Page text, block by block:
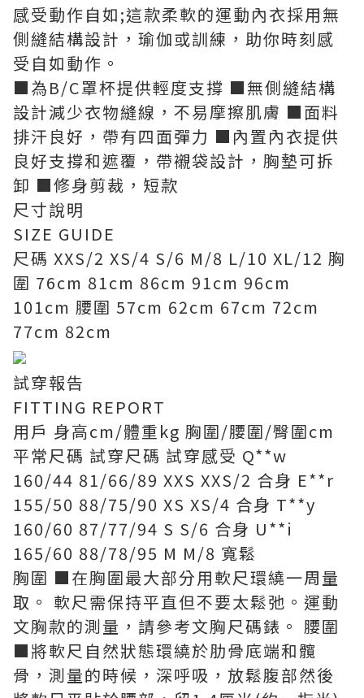
感受動作自如;這款柔軟的運動內衣採用無
側縫結構設計，瑜伽或訓練，助你時刻感
受自如動作。
■為B/C罩杯提供輕度支撐 ■無側縫結構
設計減少衣物縫線，不易摩擦肌膚 ■面料
排汗良好，帶有四面彈力 ■內置內衣提供
良好支撐和遮覆，帶襯袋設計，胸墊可拆
卸 ■修身剪裁，短款
尺寸說明
SIZE GUIDE
尺碼 XXS/2 XS/4 S/6 M/8 L/10 XL/12 胸
圍 76cm 81cm 86cm 91cm 96cm
101cm 腰圍 57cm 62cm 67cm 72cm
77cm 82cm
試穿報告
FITTING REPORT
用戶 身高cm/體重kg 胸圍/腰圍/臀圍cm
平常尺碼 試穿尺碼 試穿感受 Q**w
160/44 81/66/89 XXS XXS/2 合身 E**r
155/50 88/75/90 XS XS/4 合身 T**y
160/60 87/77/94 S S/6 合身 U**i
165/60 88/78/95 M M/8 寬鬆
胸圍 ■在胸圍最大部分用軟尺環繞一周量
取。 軟尺需保持平直但不要太鬆弛。運動
文胸款的測量，請參考文胸尺碼錶。 腰圍
■將軟尺自然狀態環繞於肋骨底端和髖
骨，測量的時候，深呼吸，放鬆腹部然後